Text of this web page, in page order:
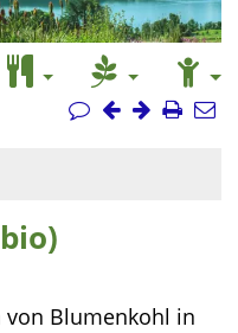
Blumenkohl in